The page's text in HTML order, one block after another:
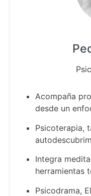
Acompaña
desde un
Psicoterapia,
Integra
herramientas
Psicodrama,